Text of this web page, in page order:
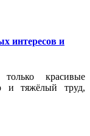
интересов и
красивые
и тяжёлый труд,